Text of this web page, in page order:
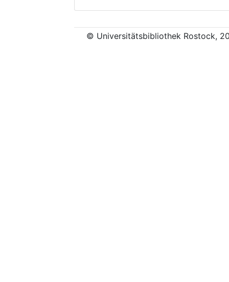
© Universitätsbibliothek Rostock,